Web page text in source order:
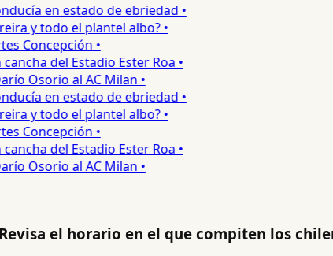
en estado de ebriedad •
y todo el plantel albo? •
Concepción •
del Estadio Ester Roa •
Osorio al AC Milan •
en estado de ebriedad •
y todo el plantel albo? •
Concepción •
del Estadio Ester Roa •
Osorio al AC Milan •
el horario en el que compiten los